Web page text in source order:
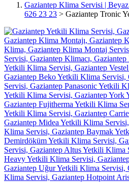
Gaziantep Klima Servisi |
626 23 23 > Gaziantep Tronic